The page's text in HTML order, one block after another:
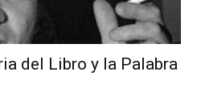
del Libro y la Palabra